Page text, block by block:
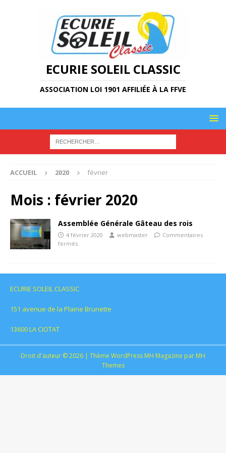
ECURIE SOLEIL CLASSIC
ASSOCIATION LOI 1901 AFFILIÉE À LA FFVE
ACCUEIL 2020 février
Mois : février 2020
Assemblée Générale Gâteau des rois
4 février 2020 webmaster
Commentaires
fermés
ECURIE SOLEIL CLASSIC
151 avenue de la Plaine Brunette
13600 LA CIOTAT
Droit d'auteur © 2026 | Thème WordPress MH Magazine par MH
Themes